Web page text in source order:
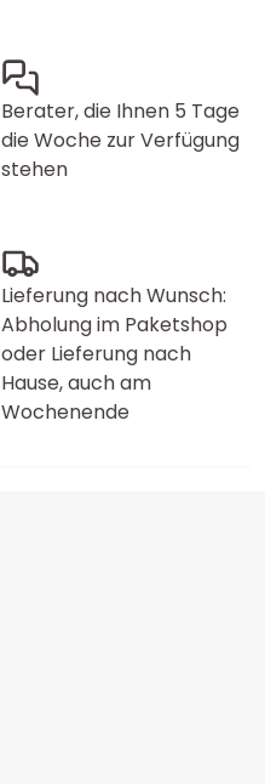
Berater, die Ihnen 5 Tage
die Woche zur Verfügung
stehen
Lieferung nach Wunsch:
Abholung im Paketshop
oder Lieferung nach
Hause, auch am
Wochenende